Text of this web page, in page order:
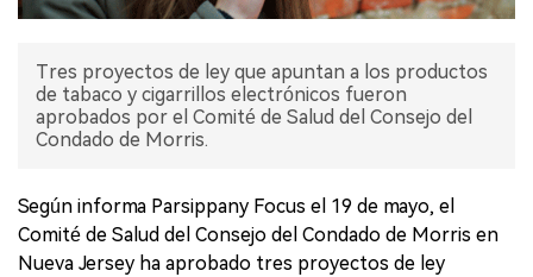
Tres proyectos de ley que apuntan a los productos
de tabaco y cigarrillos electrónicos fueron
aprobados por el Comité de Salud del Consejo del
Condado de Morris.
Según informa Parsippany Focus el 19 de mayo, el
Comité de Salud del Consejo del Condado de Morris en
Nueva Jersey ha aprobado tres proyectos de ley